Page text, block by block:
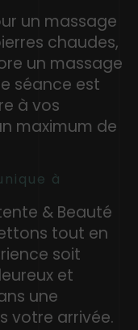
un massage
chaudes,
un massage
séance est
à vos
maximum de
à
& Beauté
tout en
soit
et
une
votre arrivée.